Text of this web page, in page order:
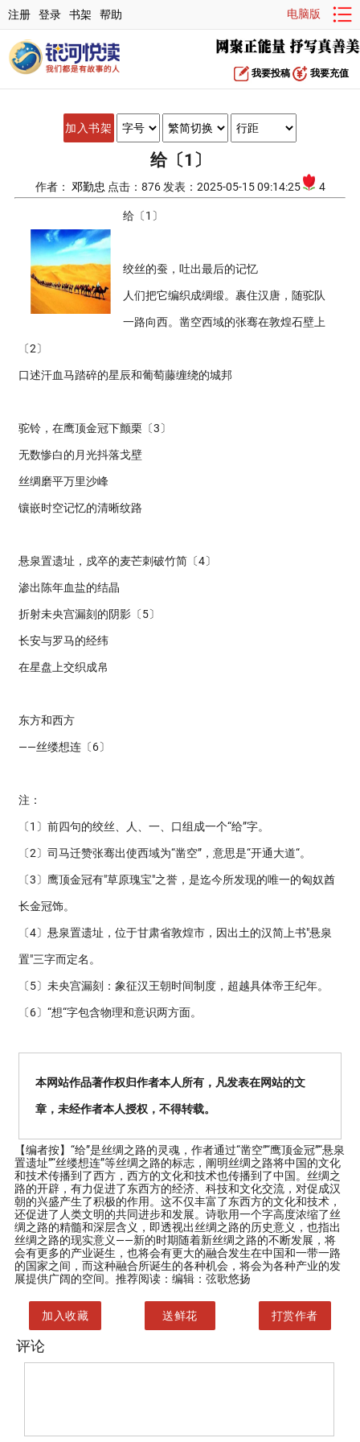
注册 登录 书架 帮助 电脑版
我要投稿 我要充值
加入书架
给〔1〕
作者： 邓勤忠 点击：876 发表：2025-05-15 09:14:25 4
给〔1〕
绞丝的蚕，吐出最后的记忆
人们把它编织成绸缎。裹住汉唐，随驼队
一路向西。凿空西域的张骞在敦煌石壁上
〔2〕
口述汗血马踏碎的星辰和葡萄藤缠绕的城邦
驼铃，在鹰顶金冠下颤栗〔3〕
无数惨白的月光抖落戈壁
丝绸磨平万里沙峰
镶嵌时空记忆的清晰纹路
悬泉置遗址，戍卒的麦芒刺破竹简〔4〕
渗出陈年血盐的结晶
折射未央宫漏刻的阴影〔5〕
长安与罗马的经纬
在星盘上交织成帛
东方和西方
——丝缕想连〔6〕
注：
〔1〕前四句的绞丝、人、一、口组成一个“给”字。
〔2〕司马迁赞张骞出使西域为“凿空”，意思是“开通大道“。
〔3〕鹰顶金冠有"草原瑰宝"之誉，是迄今所发现的唯一的匈奴酋
长金冠饰。
〔4〕悬泉置遗址，位于甘肃省敦煌市，因出土的汉简上书"悬泉
置"三字而定名。
〔5〕未央宫漏刻：象征汉王朝时间制度，超越具体帝王纪年。
〔6〕“想“字包含物理和意识两方面。
本网站作品著作权归作者本人所有，凡发表在网站的文
章，未经作者本人授权，不得转载。
【编者按】 “给”是丝绸之路的灵魂，作者通过“凿空”“鹰顶金冠”“悬泉
置遗址”“丝缕想连”等丝绸之路的标志，阐明丝绸之路将中国的文化
和技术传播到了西方，西方的文化和技术也传播到了中国。丝绸之
路的开辟，有力促进了东西方的经济、科技和文化交流，对促成汉
朝的兴盛产生了积极的作用。这不仅丰富了东西方的文化和技术，
还促进了人类文明的共同进步和发展。诗歌用一个字高度浓缩了丝
绸之路的精髓和深层含义，即透视出丝绸之路的历史意义，也指出
丝绸之路的现实意义——新的时期随着新丝绸之路的不断发展，将
会有更多的产业诞生，也将会有更大的融合发生在中国和一带一路
的国家之间，而这种融合所诞生的各种机会，将会为各种产业的发
展提供广阔的空间。推荐阅读：编辑：弦歌悠扬
加入收藏 送鲜花 打赏作者
评论